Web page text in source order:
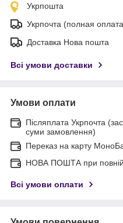
Укрпошта
Укрпочта (полная
Доставка Нова пошта
Всі умови доставки
Умови оплати
Післяплата Укрпочта
суми замовлення)
Переказ на карту
НОВА ПОШТА при повній
Всі умови оплати